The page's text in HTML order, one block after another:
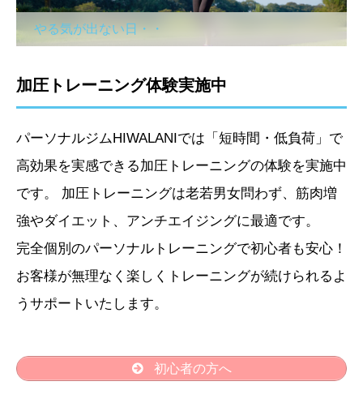
やる気が出ない日・・
加圧トレーニング体験実施中
パーソナルジムHIWALANIでは「短時間・低負荷」で
高効果を実感できる加圧トレーニングの体験を実施中
です。 加圧トレーニングは老若男女問わず、筋肉増
強やダイエット、アンチエイジングに最適です。
完全個別のパーソナルトレーニングで初心者も安心！
お客様が無理なく楽しくトレーニングが続けられるよ
うサポートいたします。
初心者の方へ